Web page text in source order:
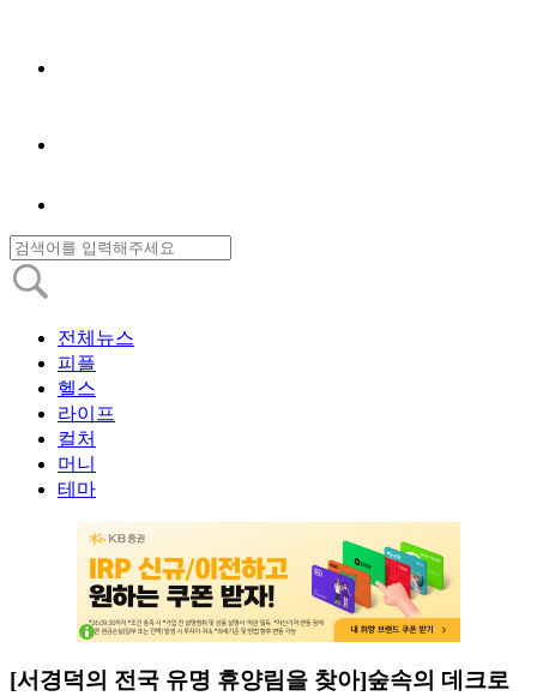
전체뉴스
피플
헬스
라이프
컬처
머니
테마
[서경덕의 전국 유명 휴양림을 찾아]숲속의 데크로